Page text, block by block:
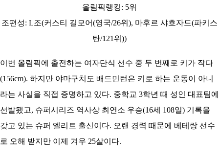
올림픽랭킹: 5위
조편성: L조(커스티 길모어(영국/26위), 마후르 샤흐자드(파키스
탄/121위))
이번 올림픽에 출전하는 여자단식 선수 중 두 번째로 키가 작다
(156cm). 하지만 야마구치도 배드민턴은 키로 하는 운동이 아니
라는 사실을 직접 증명하고 있다. 중학교 3학년 때 성인 대표팀에
선발됐고, 슈퍼시리즈 역사상 최연소 우승(16세 108일) 기록을
갖고 있는 슈퍼 엘리트 출신이다. 오랜 경력 때문에 베테랑 선수
로 오해 받지만 이제 겨우 25살이다.